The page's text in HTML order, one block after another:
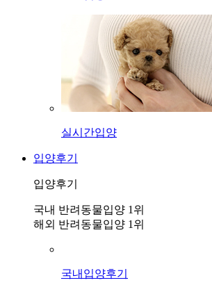
실시간입양
입양후기
입양후기
국내 반려동물입양 1위
해외 반려동물입양 1위
국내입양후기